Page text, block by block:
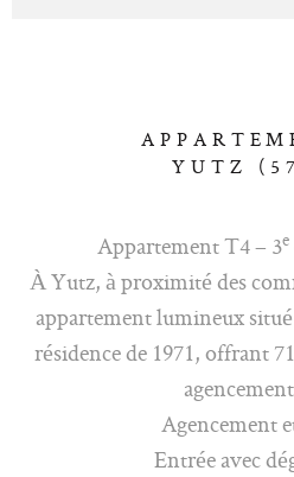
YUTZ
Appartement T4 – 3e
À Yutz, à proximité des
appartement lumineux situé
résidence de 1971, offrant
Agencement
Entrée avec